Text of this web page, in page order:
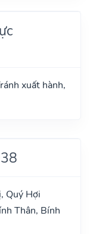
xuất hành,
Quý Hợi
Thân, Bính